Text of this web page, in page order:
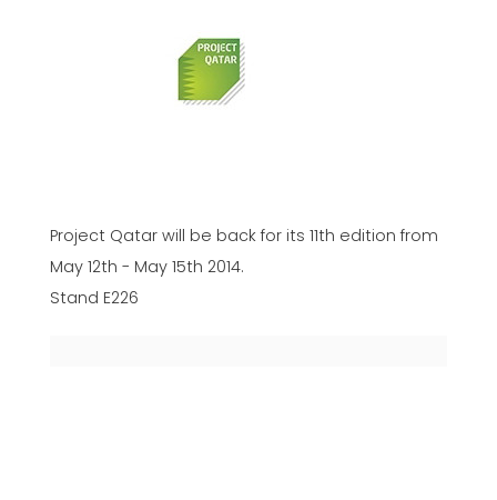
Project Qatar will be back for its 11th edition from
May 12th - May 15th 2014.
Stand E226